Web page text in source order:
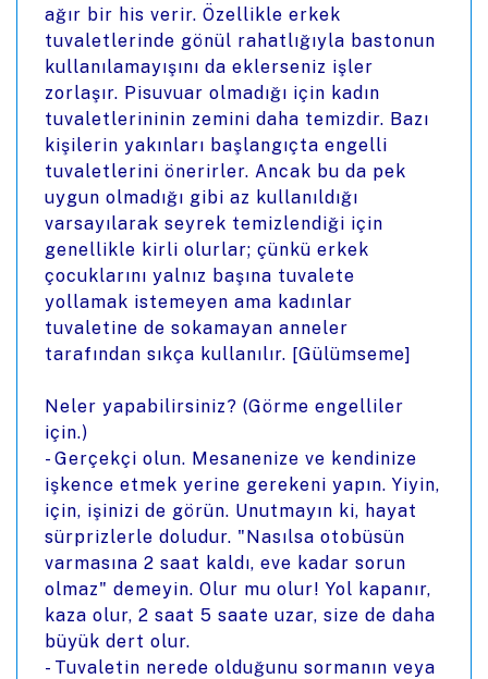
ağır bir his verir. Özellikle erkek
tuvaletlerinde gönül rahatlığıyla bastonun
kullanılamayışını da eklerseniz işler
zorlaşır. Pisuvuar olmadığı için kadın
tuvaletlerininin zemini daha temizdir. Bazı
kişilerin yakınları başlangıçta engelli
tuvaletlerini önerirler. Ancak bu da pek
uygun olmadığı gibi az kullanıldığı
varsayılarak seyrek temizlendiği için
genellikle kirli olurlar; çünkü erkek
çocuklarını yalnız başına tuvalete
yollamak istemeyen ama kadınlar
tuvaletine de sokamayan anneler
tarafından sıkça kullanılır. [Gülümseme]
Neler yapabilirsiniz? (Görme engelliler
için.)
- Gerçekçi olun. Mesanenize ve kendinize
işkence etmek yerine gerekeni yapın. Yiyin,
için, işinizi de görün. Unutmayın ki, hayat
sürprizlerle doludur. "Nasılsa otobüsün
varmasına 2 saat kaldı, eve kadar sorun
olmaz" demeyin. Olur mu olur! Yol kapanır,
kaza olur, 2 saat 5 saate uzar, size de daha
büyük dert olur.
- Tuvaletin nerede olduğunu sormanın veya